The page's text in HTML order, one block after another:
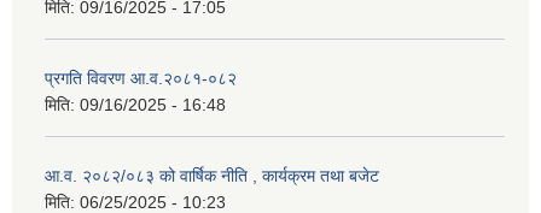
मिति: 09/16/2025 - 17:05
प्रगति विवरण आ.व.२०८१-०८२
मिति: 09/16/2025 - 16:48
आ.व. २०८२/०८३ को वार्षिक नीति , कार्यक्रम तथा बजेट
मिति: 06/25/2025 - 10:23